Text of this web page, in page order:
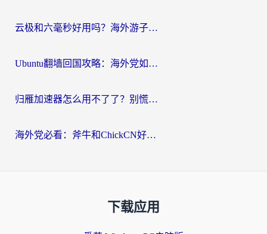
云极和六毫秒好用吗？海外游子解锁国内资源的真实答案
Ubuntu翻墙回国攻略：海外党如何选对加速器，无缝刷国内剧玩游戏？
归雁加速器怎么用不了了？别慌，这篇指南教你如何丝滑“回家”
海外党必看：斧牛和ChickCN好用吗？3款热门加速器实测+番茄加速器深度体验
下载应用